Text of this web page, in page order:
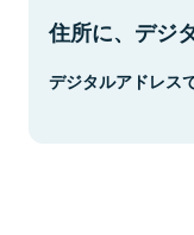
住所に、デジ
デジタルアドレス